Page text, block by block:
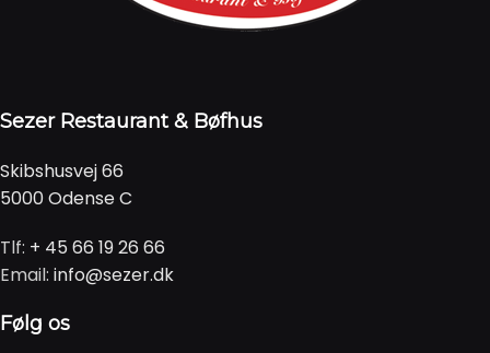
Sezer Restaurant & Bøfhus
Skibshusvej 66
5000 Odense C
Tlf: + 45 66 19 26 66
Email: info@sezer.dk
Følg os